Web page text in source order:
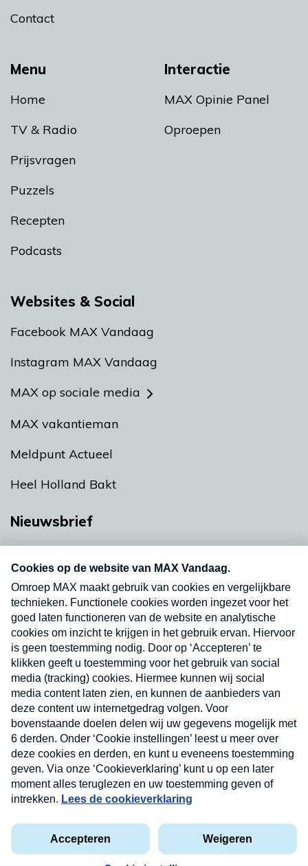
Menu
Home
TV & Radio
Prijsvragen
Puzzels
Recepten
Podcasts
Interactie
MAX Opinie Panel
Oproepen
Contact
Websites & Social
Facebook MAX Vandaag
Instagram MAX Vandaag
MAX op sociale media
MAX vakantieman
Meldpunt Actueel
Heel Holland Bakt
Nieuwsbrief
nieuwsbrief. Elke vrijdag- en dinsdagochtend in
uw mailbox.
Verzend
Privacyverklaring
Cookieverklaring
Kwetsbaarheid melden
Copyright © 2026 MAX Vandaag - Omroep MAX
Nieuwsbrief
Neem hier een gratis abonnement op onze
nieuwsbrief. Elke vrijdag- en dinsdagochtend in uw